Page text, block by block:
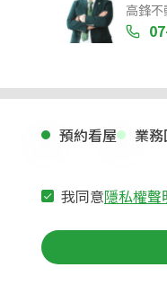
高鋒
預約看屋 業
我同意隱私權聲